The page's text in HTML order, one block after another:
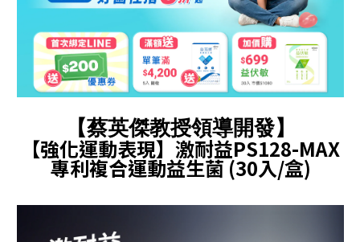
【蔡英傑教授領導開發】
【強化運動表現】激耐益PS128-MAX
專利複合運動益生菌 (30入/盒)